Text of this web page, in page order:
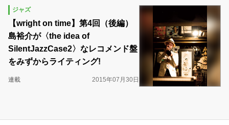
ジャズ
【wright on time】第4回（後編）
島裕介が〈the idea of
SilentJazzCase2〉なレコメンド盤
をみずからライティング!
連載 2015年07月30日